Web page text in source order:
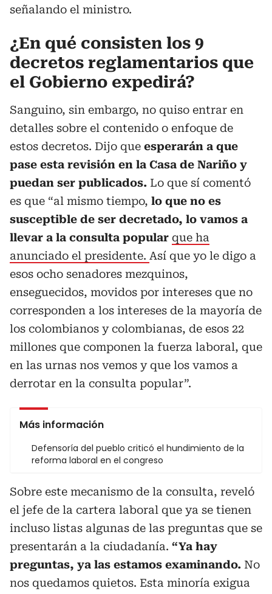
señalando el ministro.
¿En qué consisten los 9
decretos reglamentarios que
el Gobierno expedirá?
Sanguino, sin embargo, no quiso entrar en
detalles sobre el contenido o enfoque de
estos decretos. Dijo que esperarán a que
pase esta revisión en la Casa de Nariño y
puedan ser publicados. Lo que sí comentó
es que “al mismo tiempo, lo que no es
susceptible de ser decretado, lo vamos a
llevar a la consulta popular que ha
anunciado el presidente. Así que yo le digo a
esos ocho senadores mezquinos,
enseguecidos, movidos por intereses que no
corresponden a los intereses de la mayoría de
los colombianos y colombianas, de esos 22
millones que componen la fuerza laboral, que
en las urnas nos vemos y que los vamos a
derrotar en la consulta popular”.
Más información
Defensoría del pueblo criticó el hundimiento de la
reforma laboral en el congreso
Sobre este mecanismo de la consulta, reveló
el jefe de la cartera laboral que ya se tienen
incluso listas algunas de las preguntas que se
presentarán a la ciudadanía. “Ya hay
preguntas, ya las estamos examinando. No
nos quedamos quietos. Esta minoría exigua